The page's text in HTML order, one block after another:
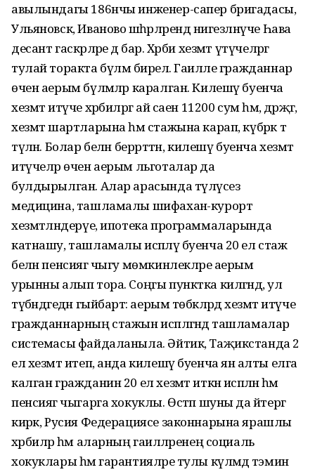
авылындагы 186нчы инженер-сапер бригадасы,
Ульяновск, Иваново шәһәрләрендә нигезләнүче Һава
десант гаскәрләре дә бар. Хәрби хезмәт үтүчеләргә
тулай торакта бүлмә бирелә. Гаиләле гражданнар
өчен аерым бүлмәләр каралган. Килешү буенча
хезмәт итүче хәрбиләргә ай саен 11200 сум һәм, дәрәҗәгә,
хезмәт шартларына һәм стажына карап, күбрәк тә
түләнә. Болар белән беррәттән, килешү буенча хезмәт
итүчеләр өчен аерым льготалар да
булдырылган. Алар арасында түләүсез
медицина, ташламалы шифаханә-курорт
хезмәтләндерүе, ипотека программаларында
катнашу, ташламалы исәпләү буенча 20 ел стаж
белән пенсиягә чыгу мөмкинлекләре аерым
урынны алып тора. Соңгы пунктка килгәндә, ул
түбәндәгедән гыйбарәт: аерым төбәкләрдә хезмәт итүче
гражданнарның стажын исәпләгәндә ташламалар
системасы файдаланыла. Әйтик, Таҗикстанда 2
ел хезмәт итеп, анда килешү буенча янә алты елга
калган гражданин 20 ел хезмәт иткән исәпләнә һәм
пенсиягә чыгарга хокуклы. Өстәп шуны да әйтергә
кирәк, Русия Федерациясе законнарына ярашлы
хәрбиләр һәм аларның гаиләләренең социаль
хокуклары һәм гарантияләре тулы күләмдә тәэмин